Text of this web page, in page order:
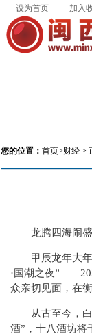
设为首页 加入
您的位置： 首页>财经>
龙腾四海闹
甲辰龙年大
·国潮之夜
众亲切见面，在
从古至今，
酒”，十八酒坊将